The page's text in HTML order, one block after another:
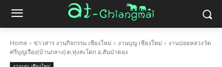
Home ข่าวสาร งานกิจกรรม เชียงใหม่ งานบุญ เชียงใหม่
งานปอยหลวงวัด
ศรีบุญเรือง(บ้านกลาง) ต.ทุ่งสะโตก อ.สันป่าตอง